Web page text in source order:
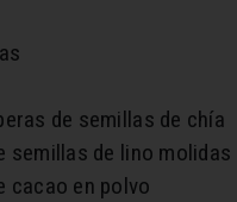
de semillas de chía
semillas de lino molidas
cacao en polvo